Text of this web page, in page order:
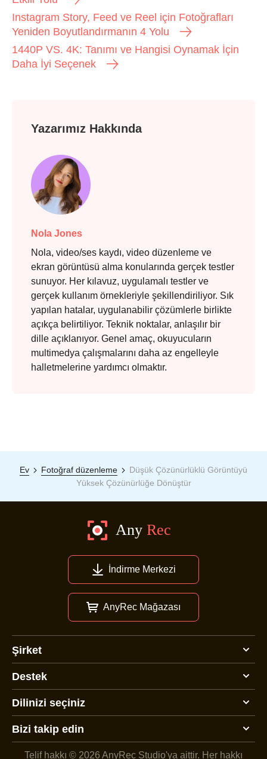
Instagram Story, Feed ve Reel için Fotoğrafları
Yeniden Boyutlandırmanın 4 Yolu
1440P VS. 4K: Tanımı ve Hangisi Oynamak İçin
Daha İyi Seçenek
Yazarımız Hakkında
Nola Jones
Nola, video/ses kaydı, video düzenleme ve
ekran görüntüsü alma konularında gerçek testler
sunuyor. Her kılavuz, uygulamalı testler ve
gerçek kullanım örnekleriyle şekillendiriliyor. Sık
yapılan hatalar, uygulanabilir çözümlerle birlikte
açıkça belirtiliyor. Teknik noktalar, anlaşılır bir
dille açıklanıyor. Genel amaç, okuyucuların
multimedya çalışmalarını daha az engelleyle
halletmelerine yardımcı olmaktır.
Ev Fotoğraf düzenleme
Düşük Çözünürlüklü Görüntüyü
Yüksek Çözünürlüğe Dönüştür
İndirme Merkezi
AnyRec Mağazası
Şirket
Destek
Dilinizi seçiniz
Bizi takip edin
Telif hakkı © 2026 AnyRec Studio'ya aittir. Her hakkı